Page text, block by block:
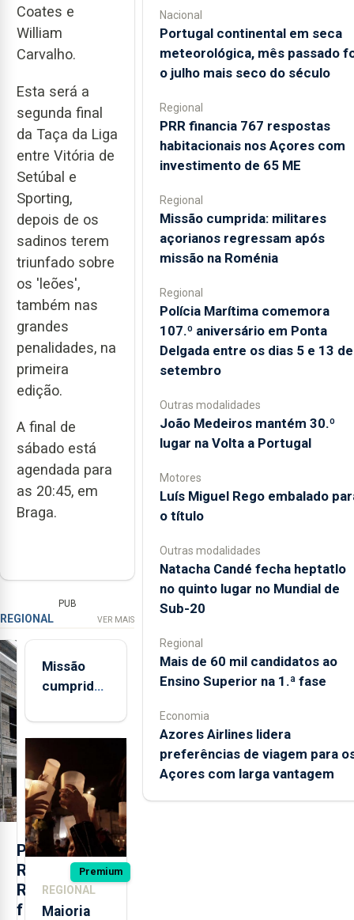
Coates e
William
Carvalho.
Esta será a
segunda final
da Taça da Liga
entre Vitória de
Setúbal e
Sporting,
depois de os
sadinos terem
triunfado sobre
os 'leões',
também nas
grandes
penalidades, na
primeira
edição.
A final de
sábado está
agendada para
as 20:45, em
Braga.
PUB
REGIONAL VER MAIS
P
R
R
f
Missão
cumprida:
açorianos
após
missão na
Roménia
Premium
REGIONAL
Maioria
Nacional
Portugal continental em seca
meteorológica, mês passado
o julho mais seco do século
Regional
PRR financia 767 respostas
habitacionais nos Açores com
investimento de 65 ME
Regional
Missão cumprida: militares
açorianos regressam após
missão na Roménia
Regional
Polícia Marítima comemora
107.º aniversário em Ponta
Delgada entre os dias 5 e 13 de
setembro
Outras modalidades
João Medeiros mantém 30.º
lugar na Volta a Portugal
Motores
Luís Miguel Rego embalado
o título
Outras modalidades
Natacha Candé fecha heptatlo
no quinto lugar no Mundial de
Sub-20
Regional
Mais de 60 mil candidatos ao
Ensino Superior na 1.ª fase
Economia
Azores Airlines lidera
preferências de viagem para
Açores com larga vantagem